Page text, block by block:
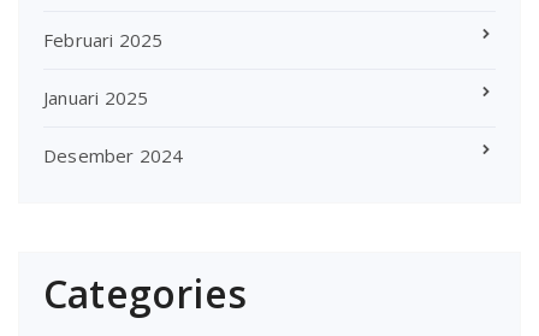
Februari 2025
Januari 2025
Desember 2024
Categories